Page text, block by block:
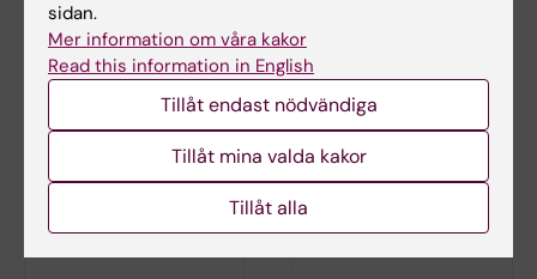
24 nov 2025
Henning Richardsson
tillträder som
Henning Richardsson tillträder
som chef för enheten inköp
och upphandling…
Inköp samt service av
instrument
Inköp samt service måste
avropas mot KI:s ramavtal i
möjligaste mån.
sidan.
Mer information om våra kakor
Read this information in English
Tillåt endast nödvändiga
Tillåt mina valda kakor
Tillåt alla